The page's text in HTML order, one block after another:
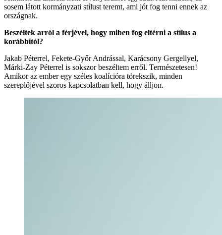
sosem látott kormányzati stílust teremt, ami jót fog tenni ennek az
országnak.
Beszéltek arról a férjével, hogy miben fog eltérni a stílus a
korábbitól?
Jakab Péterrel, Fekete-Győr Andrással, Karácsony Gergellyel,
Márki-Zay Péterrel is sokszor beszéltem erről. Természetesen!
Amikor az ember egy széles koalícióra törekszik, minden
szereplőjével szoros kapcsolatban kell, hogy álljon.